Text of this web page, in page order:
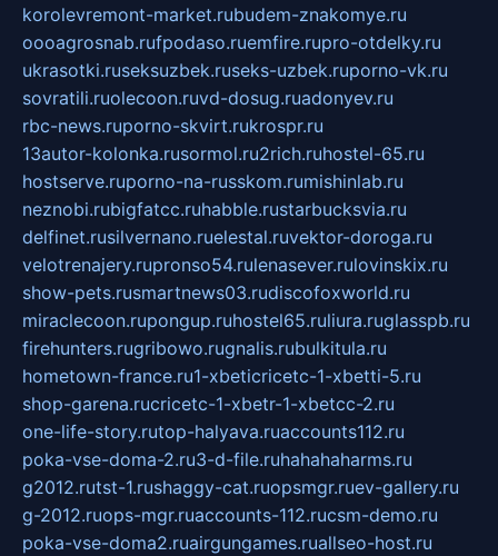
korolevremont-market.rubudem-znakomye.ru
oooagrosnab.rufpodaso.ruemfire.rupro-otdelky.ru
ukrasotki.ruseksuzbek.ruseks-uzbek.ruporno-vk.ru
sovratili.ruolecoon.ruvd-dosug.ruadonyev.ru
rbc-news.ruporno-skvirt.rukrospr.ru
13autor-kolonka.rusormol.ru2rich.ruhostel-65.ru
hostserve.ruporno-na-russkom.rumishinlab.ru
neznobi.rubigfatcc.ruhabble.rustarbucksvia.ru
delfinet.rusilvernano.ruelestal.ruvektor-doroga.ru
velotrenajery.rupronso54.rulenasever.rulovinskix.ru
show-pets.rusmartnews03.rudiscofoxworld.ru
miraclecoon.rupongup.ruhostel65.ruliura.ruglasspb.ru
firehunters.rugribowo.rugnalis.rubulkitula.ru
hometown-france.ru1-xbeticricetc-1-xbetti-5.ru
shop-garena.rucricetc-1-xbetr-1-xbetcc-2.ru
one-life-story.rutop-halyava.ruaccounts112.ru
poka-vse-doma-2.ru3-d-file.ruhahahaharms.ru
g2012.rutst-1.rushaggy-cat.ruopsmgr.ruev-gallery.ru
g-2012.ruops-mgr.ruaccounts-112.rucsm-demo.ru
poka-vse-doma2.ruairgungames.ruallseo-host.ru